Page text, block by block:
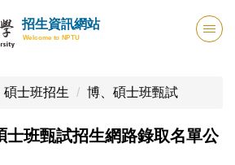
招生資訊網站
Welcome to NPTU
碩士班招生 博、碩士班甄試
士班甄試招生網路錄取名單公